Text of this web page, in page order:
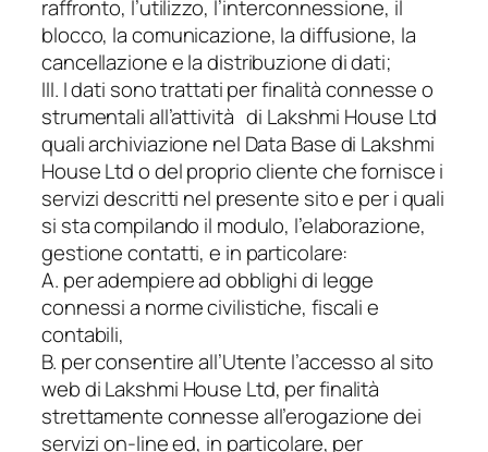
raffronto, l’utilizzo, l’interconnessione, il
blocco, la comunicazione, la diffusione, la
cancellazione e la distribuzione di dati;
III. I dati sono trattati per finalità connesse o
strumentali all’attività di Lakshmi House Ltd
quali archiviazione nel Data Base di Lakshmi
House Ltd o del proprio cliente che fornisce i
servizi descritti nel presente sito e per i quali
si sta compilando il modulo, l’elaborazione,
gestione contatti, e in particolare:
A. per adempiere ad obblighi di legge
connessi a norme civilistiche, fiscali e
contabili,
B. per consentire all’Utente l’accesso al sito
web di Lakshmi House Ltd, per finalità
strettamente connesse all’erogazione dei
servizi on-line ed, in particolare, per